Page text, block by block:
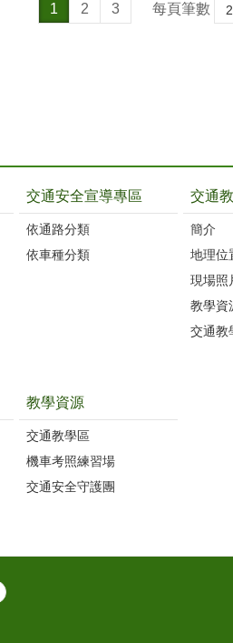
1 2 3 每頁筆數
交通安全宣導專區
依通路分類
依車種分類
交通
簡介
地理位
現場照
教學資
交通教
教學資源
交通教學區
機車考照練習場
交通安全守護團